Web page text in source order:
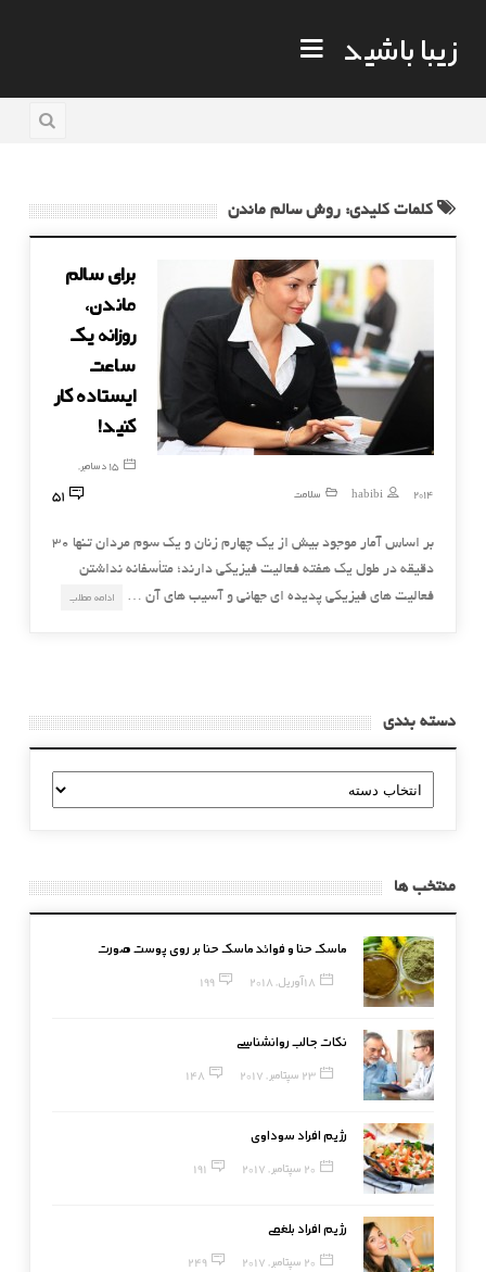
زیبا باشید
کلمات کلیدی: روش سالم ماندن
برای سالم
ماندن،
روزانه یک
ساعت
ایستاده کار
کنید!
15 دسامبر,
2014
habibi سلامت 51
بر اساس آمار موجود بیش از یک چهارم زنان و یک سوم مردان تنها 30
دقیقه در طول یک هفته فعالیت فیزیکی دارند؛ متأسفانه نداشتن
فعالیت های فیزیکی پدیده ای جهانی و آسیب های آن …
ادامه مطلب
دسته بندی
دسته
بندی
منتخب ها
ماسک حنا و فوائد ماسک حنا بر روی پوست صورت
18 آوریل, 2018 199
نکات جالب روانشناسی
23 سپتامبر, 2017 148
رژیم افراد سوداوی
20 سپتامبر, 2017 191
رژیم افراد بلغمی
20 سپتامبر, 2017 249